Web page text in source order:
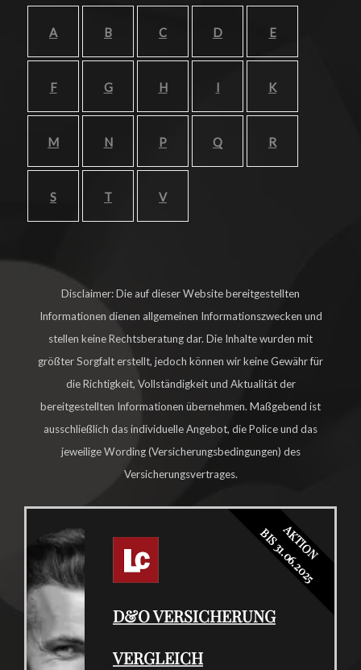
A B C D E
F G H I K
M N P Q R
S T V
Disclaimer: Die auf dieser Website bereitgestellten
Informationen dienen allgemeinen Informationszwecken und
stellen keine Rechtsberatung dar. Die Inhalte wurden mit
größter Sorgfalt erstellt, jedoch können wir keine Gewähr für
die Richtigkeit, Vollständigkeit und Aktualität der
bereitgestellten Informationen übernehmen. Maßgebend ist
ausschließlich das individuelle Angebot, die Police und das
jeweilige Wording (Versicherungsbedingungen) des
Versicherungsvertrages.
D&O VERSICHERUNG
VERGLEICH
AKTION
BIS 31.06.2025